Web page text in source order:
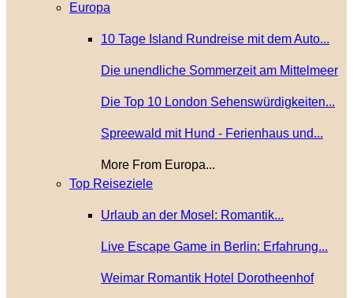
Europa
10 Tage Island Rundreise mit dem Auto...
Die unendliche Sommerzeit am Mittelmeer
Die Top 10 London Sehenswürdigkeiten...
Spreewald mit Hund - Ferienhaus und...
More From Europa...
Top Reiseziele
Urlaub an der Mosel: Romantik...
Live Escape Game in Berlin: Erfahrung...
Weimar Romantik Hotel Dorotheenhof